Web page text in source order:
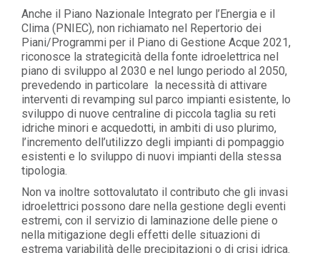
Anche il Piano Nazionale Integrato per l’Energia e il
Clima (PNIEC), non richiamato nel Repertorio dei
Piani/Programmi per il Piano di Gestione Acque 2021,
riconosce la strategicità della fonte idroelettrica nel
piano di sviluppo al 2030 e nel lungo periodo al 2050,
prevedendo in particolare la necessità di attivare
interventi di revamping sul parco impianti esistente, lo
sviluppo di nuove centraline di piccola taglia su reti
idriche minori e acquedotti, in ambiti di uso plurimo,
l’incremento dell’utilizzo degli impianti di pompaggio
esistenti e lo sviluppo di nuovi impianti della stessa
tipologia.
Non va inoltre sottovalutato il contributo che gli invasi
idroelettrici possono dare nella gestione degli eventi
estremi, con il servizio di laminazione delle piene o
nella mitigazione degli effetti delle situazioni di
estrema variabilità delle precipitazioni o di crisi idrica.